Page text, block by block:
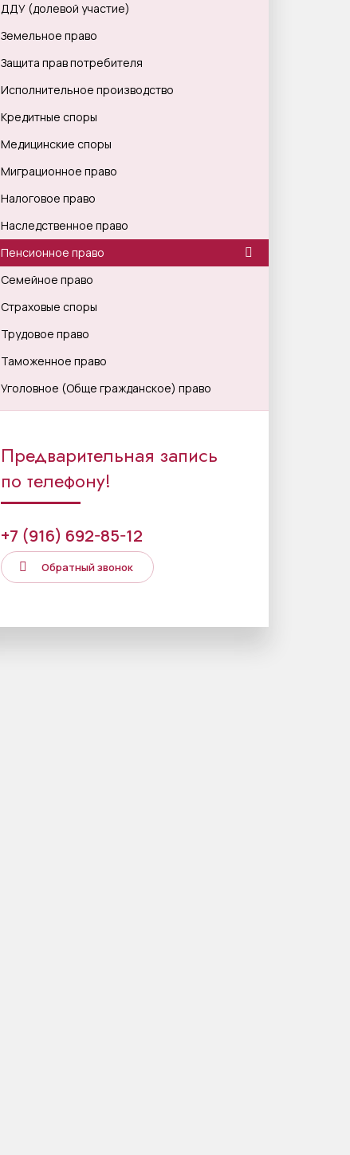
ДДУ (долевой участие)
Земельное право
Защита прав потребителя
Исполнительное производство
Кредитные споры
Медицинские споры
Миграционное право
Налоговое право
Наследственное право
Пенсионное право
Семейное право
Страховые споры
Трудовое право
Таможенное право
Уголовное (Обще гражданское) право
Предварительная запись
по телефону!
+7 (916) 692-85-12
Обратный звонок